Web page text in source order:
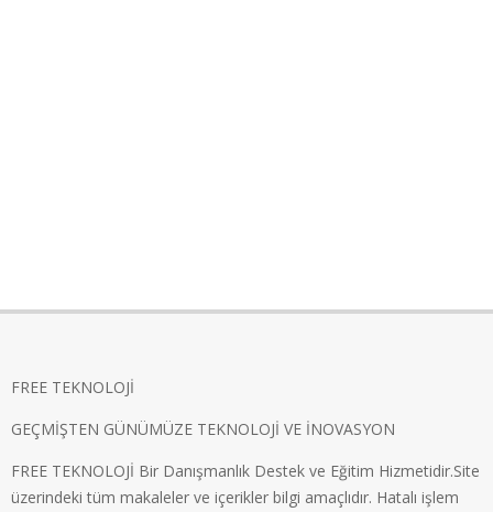
FREE TEKNOLOJİ
GEÇMİŞTEN GÜNÜMÜZE TEKNOLOJİ VE İNOVASYON
FREE TEKNOLOJİ Bir Danışmanlık Destek ve Eğitim Hizmetidir.Site
üzerindeki tüm makaleler ve içerikler bilgi amaçlıdır. Hatalı işlem